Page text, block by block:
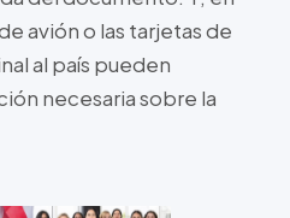
avión o las tarjetas de
al país pueden
necesaria sobre la